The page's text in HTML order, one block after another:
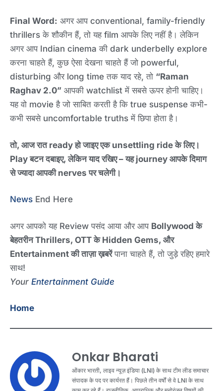
Final Word: अगर आप conventional, family-friendly
thrillers के शौकीन हैं, तो यह film आपके लिए नहीं है। लेकिन
अगर आप Indian cinema की dark underbelly explore
करना चाहते हैं, कुछ ऐसा देखना चाहते हैं जो powerful,
disturbing और long time तक याद रहे, तो “Raman
Raghav 2.0” आपकी watchlist में सबसे ऊपर होनी चाहिए।
यह वो movie है जो साबित करती है कि true suspense कभी-
कभी सबसे uncomfortable truths में छिपा होता है।
तो, आज रात ready हो जाइए एक unsettling ride के लिए।
Play बटन दबाइए, लेकिन याद रखिए – यह journey आपके दिमाग
से ज्यादा आपकी nerves पर चलेगी।
News End Here
अगर आपको यह Review पसंद आया और आप Bollywood के
बेहतरीन Thrillers, OTT के Hidden Gems, और
Entertainment की ताज़ा ख़बरेंपाना चाहते हैं, तो जुड़े रहिए हमारे
साथ!
Your Entertainment Guide
Home
Onkar Bharati
ओंकार भारती, लाइव न्यूज़ इंडिया (LNI) के साथ टीम लीड समाचार
संपादक के पद पर कार्यरत हैं। पिछले तीन वर्षों से वे LNI के साथ